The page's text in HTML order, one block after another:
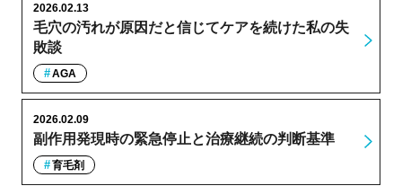
毛穴の汚れが原因だと信じてケアを続けた私の失
敗談
2026.02.13
AGA
副作用発現時の緊急停止と治療継続の判断基準
2026.02.09
育毛剤